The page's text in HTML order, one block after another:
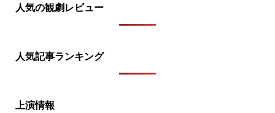
人気の観劇レビュー
人気記事ランキング
上演情報